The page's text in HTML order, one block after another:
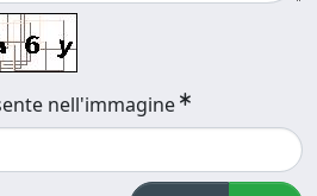
nell'immagine